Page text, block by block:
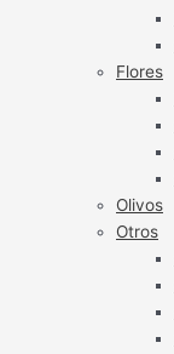
Flores
Olivos
Otros